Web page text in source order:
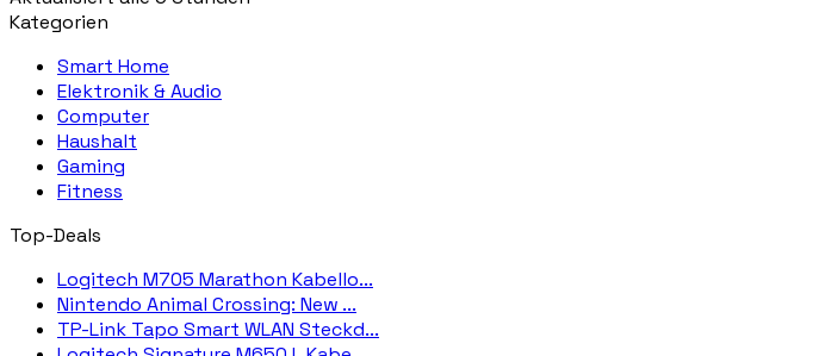
Kategorien
Smart Home
Elektronik & Audio
Computer
Haushalt
Gaming
Fitness
Top-Deals
Logitech M705 Marathon Kabello...
Nintendo Animal Crossing: New ...
TP-Link Tapo Smart WLAN Steckd...